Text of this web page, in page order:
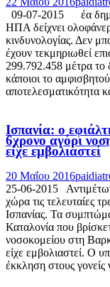
09-07-2015 έα
ΗΠΑ δείχνει
κινδυνολογίας. Δεν
έχουν τεκμηριωθεί
299.792.458 μέτρα το
κάποιοι το
αποτελεσματικότητα
Ισπανία: ο
6χρονο αγόρι
είχε εμβολιαστεί
20 Μαΐου 2016
25-06-2015
χώρα τις τελευταίες
Ισπανίας. Τα
Καταλονία που
νοσοκομείου στη
είχε εμβολιαστεί. Ο
έκκληση στους